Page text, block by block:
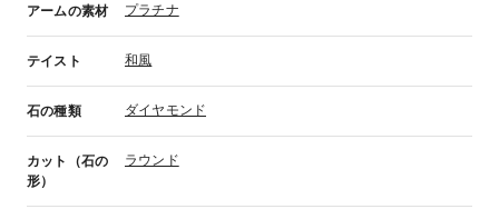
アームの素材 プラチナ
テイスト 和風
石の種類 ダイヤモンド
カット（石の
形）
ラウンド